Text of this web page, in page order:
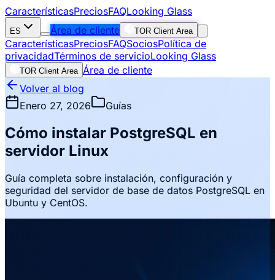
CaracterísticasPreciosFAQLooking Glass
ES Área de cliente TOR Client Area
CaracterísticasPreciosFAQSociosPolítica de
privacidadTérminos de servicioLooking Glass
TOR Client Area Área de cliente
Volver al blog
Enero 27, 2026
Guías
Cómo instalar PostgreSQL en
servidor Linux
Guía completa sobre instalación, configuración y
seguridad del servidor de base de datos PostgreSQL en
Ubuntu y CentOS.